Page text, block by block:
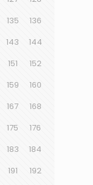
135
136
143
144
151
152
159
160
167
168
175
176
183
184
191
192